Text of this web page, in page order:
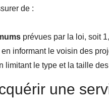
de :
prévues par la loi, soit
en informant le voisin des
limitant le type et la taille
une